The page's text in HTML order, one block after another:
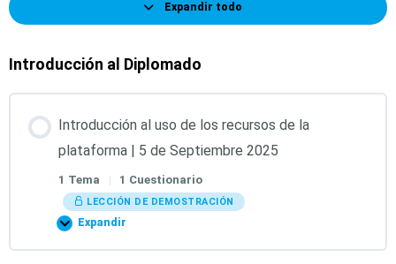
Expandir todo
Introducción al Diplomado
Introducción al uso de los recursos de la
plataforma | 5 de Septiembre 2025
1 Tema | 1 Cuestionario
LECCIÓN DE DEMOSTRACIÓN
Expandir